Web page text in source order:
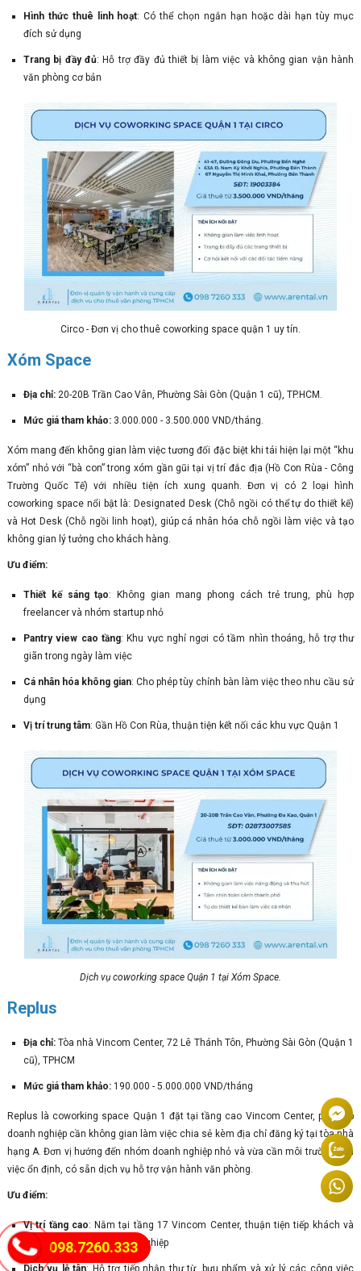
Hình thức thuê linh hoạt: Có thể chọn ngắn hạn hoặc dài hạn tùy mục
đích sử dụng
Trang bị đầy đủ: Hỗ trợ đầy đủ thiết bị làm việc và không gian vận hành
văn phòng cơ bản
Circo - Đơn vị cho thuê coworking space quận 1 uy tín.
Xóm Space
Địa chỉ:20-20B Trần Cao Vân, Phường Sài Gòn (Quận 1 cũ), TP.HCM.
Mức giá tham khảo:3.000.000 - 3.500.000 VND/tháng.
Xóm mang đến không gian làm việc tương đối đặc biệt khi tái hiện lại một “khu
xóm” nhỏ với “bà con” trong xóm gần gũi tại vị trí đắc địa (Hồ Con Rùa - Công
Trường Quốc Tế) với nhiều tiện ích xung quanh. Đơn vị có 2 loại hình
coworking space nổi bật là: Designated Desk (Chỗ ngồi có thể tự do thiết kế)
và Hot Desk (Chỗ ngồi linh hoạt), giúp cá nhân hóa chỗ ngồi làm việc và tạo
không gian lý tưởng cho khách hàng.
Ưu điểm:
Thiết kế sáng tạo: Không gian mang phong cách trẻ trung, phù hợp
freelancer và nhóm startup nhỏ
Pantry view cao tầng: Khu vực nghỉ ngơi có tầm nhìn thoáng, hỗ trợ thư
giãn trong ngày làm việc
Cá nhân hóa không gian: Cho phép tùy chỉnh bàn làm việc theo nhu cầu sử
dụng
Vị trí trung tâm: Gần Hồ Con Rùa, thuận tiện kết nối các khu vực Quận 1
Dịch vụ coworking space Quận 1 tại Xóm Space.
Replus
Địa chỉ: Tòa nhà Vincom Center, 72 Lê Thánh Tôn, Phường Sài Gòn (Quận 1
cũ), TPHCM
Mức giá tham khảo:190.000 - 5.000.000 VND/tháng
Replus là coworking space Quận 1 đặt tại tầng cao Vincom Center, phù hợp
doanh nghiệp cần không gian làm việc chia sẻ kèm địa chỉ đăng ký tại tòa nhà
hạng A. Đơn vị hướng đến nhóm doanh nghiệp nhỏ và vừa cần môi trường làm
việc ổn định, có sẵn dịch vụ hỗ trợ vận hành văn phòng.
Ưu điểm:
Vị trí tầng cao: Nằm tại tầng 17 Vincom Center, thuận tiện tiếp khách và
nâng cao hình ảnh doanh nghiệp
098.7260.333